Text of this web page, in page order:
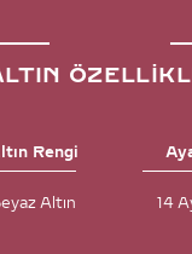
Rengi
Altın 14